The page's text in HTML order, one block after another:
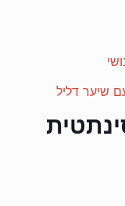
שיער דליל